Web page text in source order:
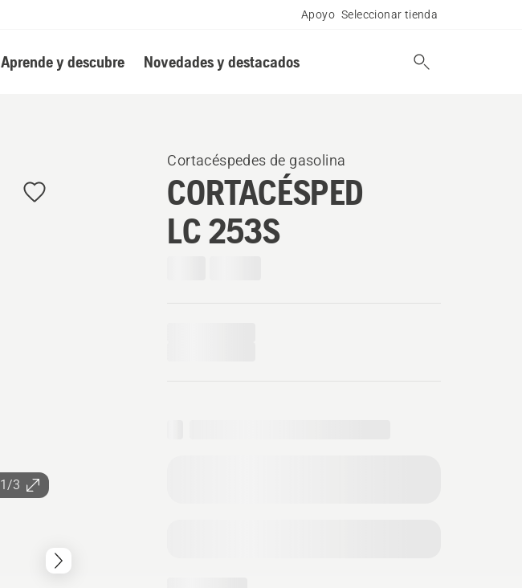
Apoyo Seleccionar tienda
Aprende y descubre Novedades y destacados
1/3
Cortacéspedes de gasolina
CORTACÉSPED
LC 253S